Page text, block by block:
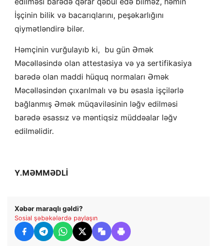
İşçinin bilik və bacarıqlarını, peşəkarlığını
qiymətləndirə bilər.
Həmçinin vurğulayıb ki, bu gün Əmək
Məcəlləsində olan attestasiya və ya sertifikasiya
barədə olan maddi hüquq normaları Əmək
Məcəlləsindən çıxarılmalı və bu əsasla işçilərlə
bağlanmış Əmək müqaviləsinin ləğv edilməsi
barədə əsassız və məntiqsiz müddəalar ləğv
edilməlidir.
Y.MƏMMƏDLİ
Xəbər maraqlı gəldi?
Sosial şəbəkələrdə paylaşın